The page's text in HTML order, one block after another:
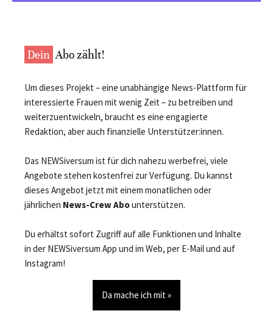
Dein Abo zählt!
Um dieses Projekt – eine unabhängige News-Plattform für
interessierte Frauen mit wenig Zeit – zu betreiben und
weiterzuentwickeln, braucht es eine engagierte
Redaktion, aber auch finanzielle Unterstützer:innen.
Das NEWSiversum ist für dich nahezu werbefrei, viele
Angebote stehen kostenfrei zur Verfügung. Du kannst
dieses Angebot jetzt mit einem monatlichen oder
jährlichen News-Crew Abounterstützen.
Du erhältst sofort Zugriff auf alle Funktionen und Inhalte
in der NEWSiversum App und im Web, per E-Mail und auf
Instagram!
Da mache ich mit »